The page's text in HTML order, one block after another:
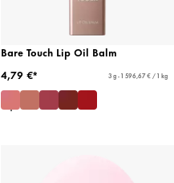
Bare Touch Lip Oil Balm
4,79 €*
3 g - 1 596,67 € / 1 kg